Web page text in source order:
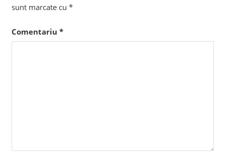
sunt marcate cu *
Comentariu *